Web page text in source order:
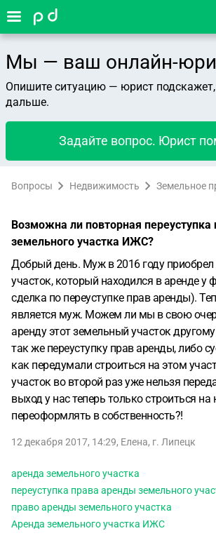
Мы — ваш онлайн-
Опишите ситуацию — юрист подскажет,
дальше.
Задайте вопрос. Юрист
Вопросы Недвижимость Земельное
Возможна ли повторная
земельного участка ИЖС?
Добрый день. Муж в 2016 году
участок, который находился в аренде у
сделка по переуступке прав аренды).
является муж. Можем ли мы в свою
аренду этот земельный участок
так же переуступку прав аренды, либо
как передумали строиться на этом
участок во второй раз уже нельзя
выход у нас теперь только строиться на
переоформлять в собственность?!
12 декабря 2017, 14:29, Елена, г. Липецк
аренда земельного участка
переуступка права аренды земельного
право аренды земельного участка
Аренда земельного участка ИЖС